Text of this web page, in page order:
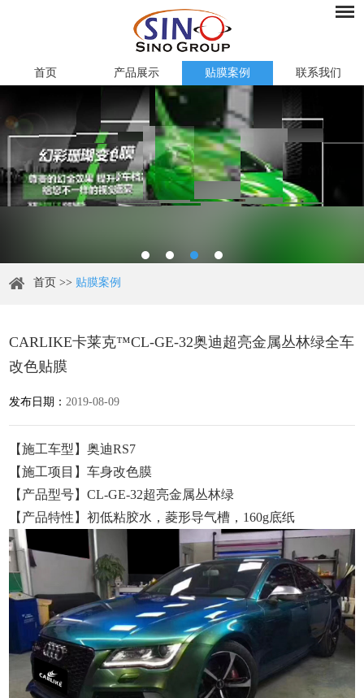
首页 产品展示 贴膜案例 联系我们
首页 >> 贴膜案例
CARLIKE卡莱克™CL-GE-32奥迪超亮金属丛林绿全车
改色贴膜
发布日期： 2019-08-09
【施工车型】奥迪RS7
【施工项目】车身改色膜
【产品型号】CL-GE-32超亮金属丛林绿
【产品特性】初低粘胶水，菱形导气槽，160g底纸